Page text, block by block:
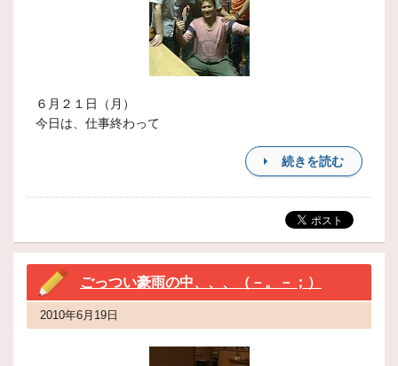
６月２１日（月）
今日は、仕事終わって
続きを読む
ごっつい豪雨の中、、、（－。－；）
2010年6月19日